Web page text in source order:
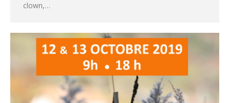
clown,…